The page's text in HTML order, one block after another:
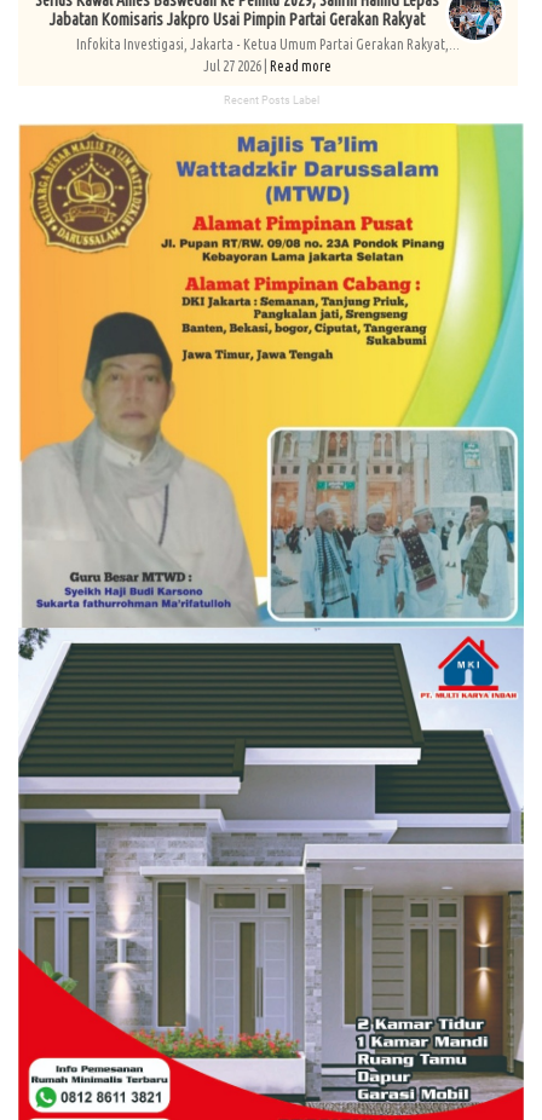
Jabatan Komisaris Jakpro Usai Pimpin Partai Gerakan Rakyat
Infokita Investigasi, Jakarta - Ketua Umum Partai Gerakan Rakyat,...
Jul 27 2026 | Read more
Recent Posts Label